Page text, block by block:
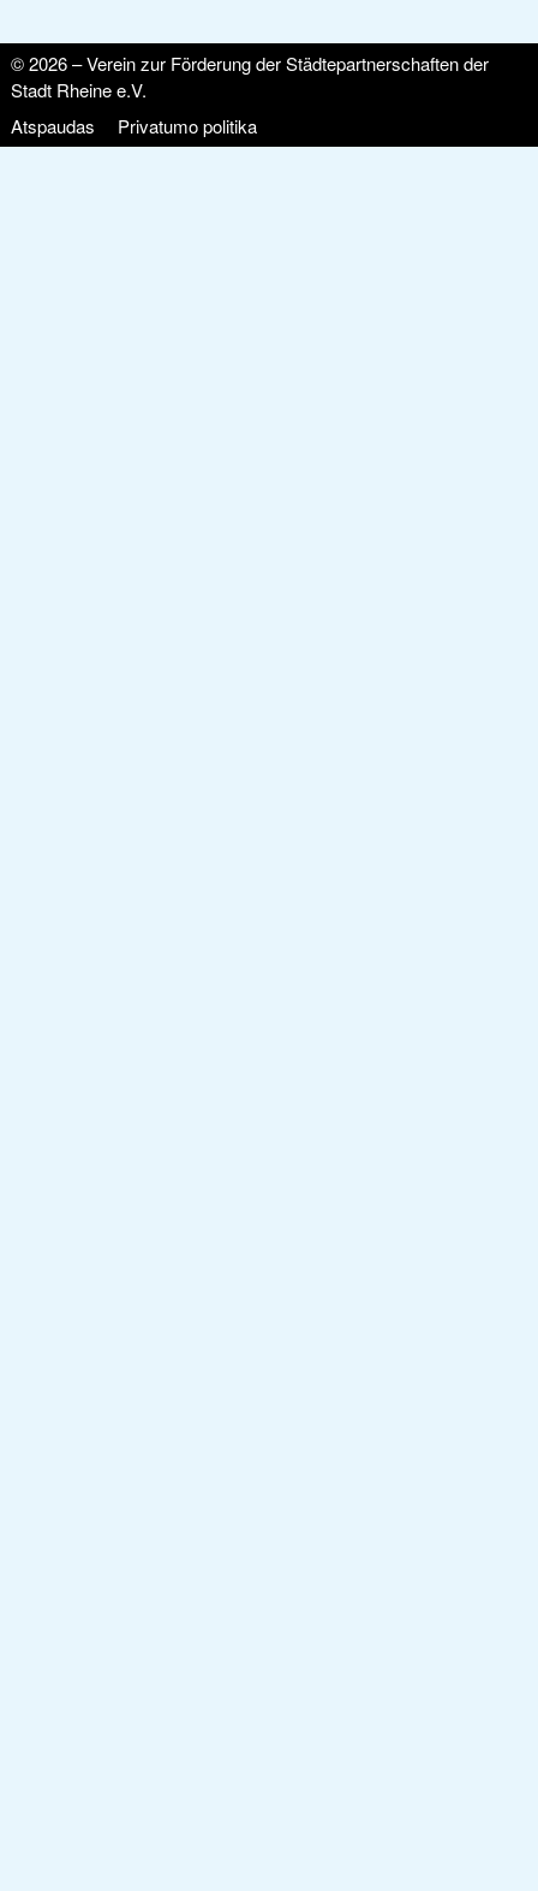
© 2026 – Verein zur Förderung der Städtepartnerschaften der
Stadt Rheine e.V.
Atspaudas
Privatumo politika